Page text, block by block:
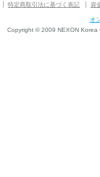
特定商取引法に基づく表記 資
オ
Copyright © 2009 NEXON Korea